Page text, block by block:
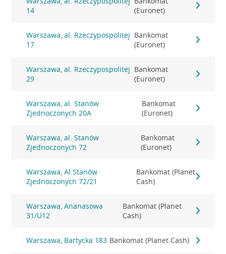
14
(Euronet)
Warszawa, al. Rzeczypospolitej
17
Bankomat
(Euronet)
Warszawa, al. Rzeczypospolitej
29
Bankomat
(Euronet)
Warszawa, al. Stanów
Zjednoczonych 20A
Bankomat
(Euronet)
Warszawa, al. Stanów
Zjednoczonych 72
Bankomat
(Euronet)
Warszawa, Al.Stanów
Zjednoczonych 72/21
Bankomat (Planet
Cash)
Warszawa, Ananasowa
31/U12
Bankomat (Planet
Cash)
Warszawa, Bartycka 183 Bankomat (Planet Cash)